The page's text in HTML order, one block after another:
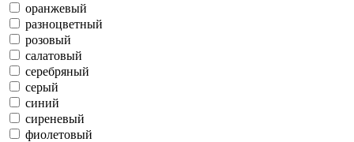
оранжевый
разноцветный
розовый
салатовый
серебряный
серый
синий
сиреневый
фиолетовый